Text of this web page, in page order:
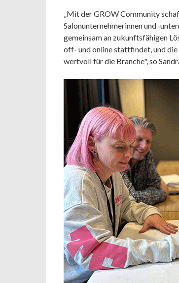
„Mit der GROW Community
Salonunternehmerinnen und
gemeinsam an zukunftsfähigen
off- und online stattfindet, und die
wertvoll für die Branche", so